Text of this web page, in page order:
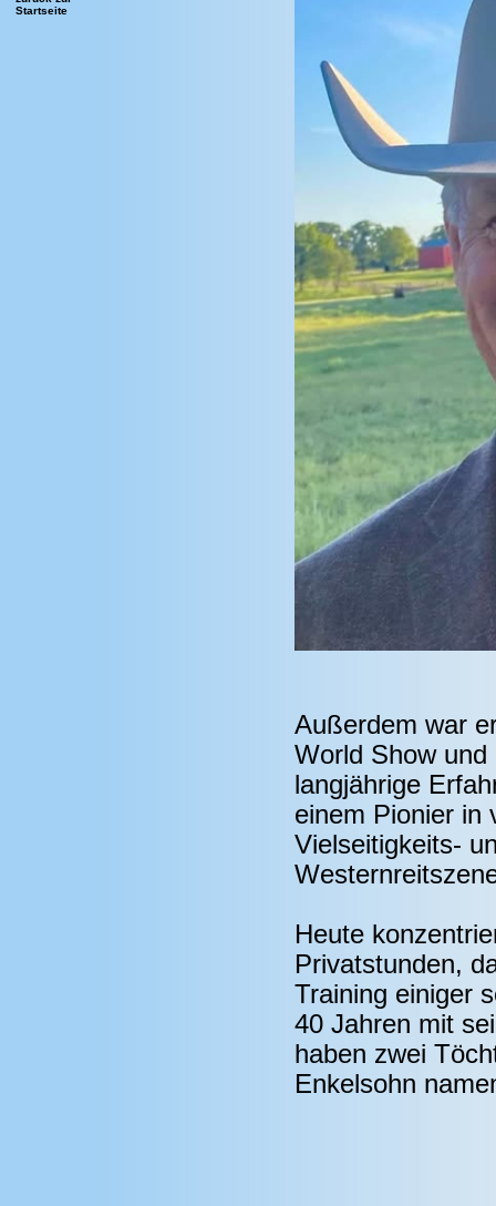
Startseite
Außerdem war
World Show
langjährige
einem Pionier in
Vielseitigkeits-
Heute
Privatstunden,
Training einiger
40 Jahren mit
haben zwei
Enkelsohn